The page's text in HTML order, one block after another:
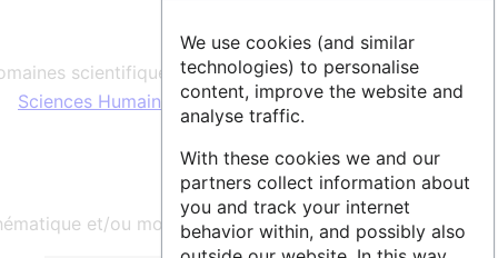
scientifiques :
Sciences Humaines & Sociales,Sciences & Technologies
et/ou mots clés :
We use cookies (and similar
technologies) to personalise
content, improve the website and
analyse traffic.
With these cookies we and our
partners collect information about
you and track your internet
behavior within, and possibly also